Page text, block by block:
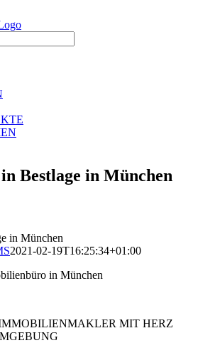
Bestlage in München
in München
2021-02-19T16:25:34+01:00
MIT HERZ